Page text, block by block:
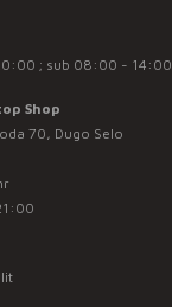
; sub 08:00 - 14:00
Shop
70, Dugo Selo